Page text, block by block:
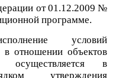
от 01.12.2009 №
программе.
условий
в отношении объектов
осуществляется в
утверждения